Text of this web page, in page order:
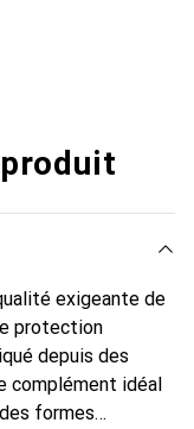
exigeante de
protection
depuis des
complément idéal
formes